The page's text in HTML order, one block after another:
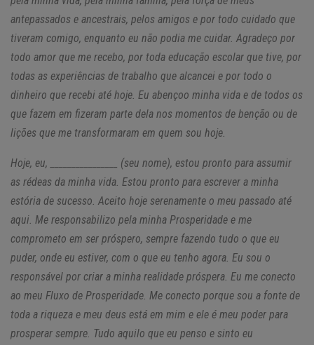
antepassados e ancestrais, pelos amigos e por todo cuidado que
tiveram comigo, enquanto eu não podia me cuidar. Agradeço por
todo amor que me recebo, por toda educação escolar que tive, por
todas as experiências de trabalho que alcancei e por todo o
dinheiro que recebi até hoje. Eu abençoo minha vida e de todos os
que fazem em fizeram parte dela nos momentos de benção ou de
lições que me transformaram em quem sou hoje.
Hoje, eu, ________________ (seu nome), estou pronto para assumir
as rédeas da minha vida. Estou pronto para escrever a minha
estória de sucesso. Aceito hoje serenamente o meu passado até
aqui. Me responsabilizo pela minha Prosperidade e me
comprometo em ser próspero, sempre fazendo tudo o que eu
puder, onde eu estiver, com o que eu tenho agora. Eu sou o
responsável por criar a minha realidade próspera. Eu me conecto
ao meu Fluxo de Prosperidade. Me conecto porque sou a fonte de
toda a riqueza e meu deus está em mim e ele é meu poder para
prosperar sempre. Tudo aquilo que eu penso e sinto eu